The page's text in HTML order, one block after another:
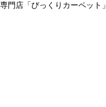
門店「びっくりカーペット」